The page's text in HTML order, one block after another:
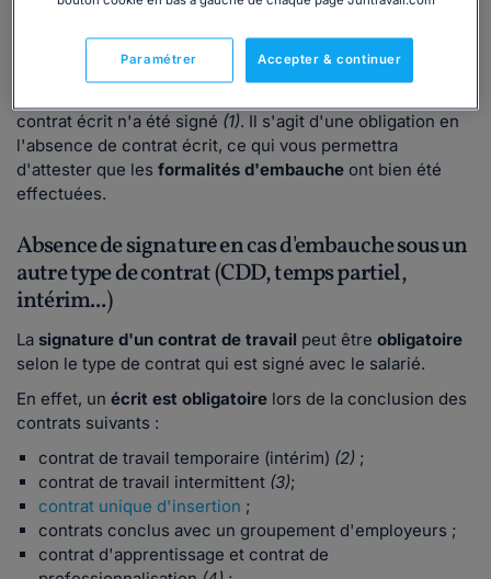
Toutefois, pensez à fournir au salarié embauché en CDI,
déclaration préalable à
contrat écrit n'a été signé (1). Il s'agit d'une obligation en
l'absence de contrat écrit, ce qui vous permettra
d'attester que les formalités d'embauche ont bien été
effectuées.
Absence de signature en cas d'embauche sous un
autre type de contrat (CDD, temps partiel,
intérim...)
La signature d'un contrat de travail peut être obligatoire
selon le type de contrat qui est signé avec le salarié.
En effet, un écrit est obligatoire lors de la conclusion des
contrats suivants :
contrat de travail temporaire (intérim) (2) ;
contrat de travail intermittent (3);
contrat unique d'insertion ;
contrats conclus avec un groupement d'employeurs ;
contrat d'apprentissage et contrat de
Accepter & continuer
Paramétrer